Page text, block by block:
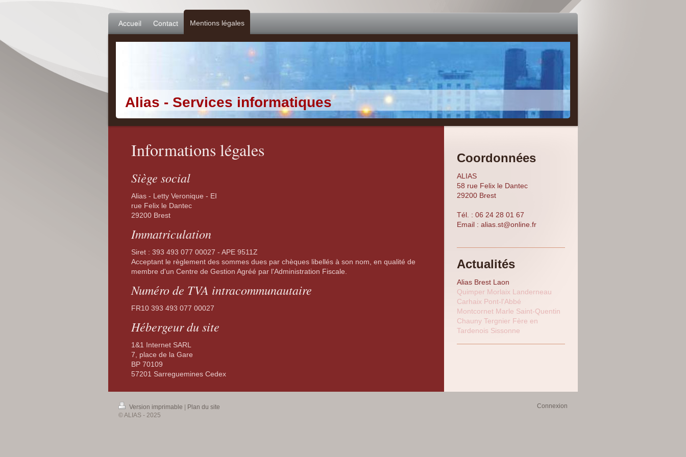
Accueil Contact Mentions légales
Alias - Services informatiques
Informations légales
Siège social
Alias - Letty Veronique - EI
rue Felix le Dantec
29200 Brest
Immatriculation
Siret : 393 493 077 00027 - APE 9511Z
Acceptant le règlement des sommes dues par chèques libellés à son nom, en qualité de
membre d'un Centre de Gestion Agréé par l'Administration Fiscale.
Numéro de TVA intracommunautaire
FR10 393 493 077 00027
Hébergeur du site
1&1 Internet SARL
7, place de la Gare
BP 70109
57201 Sarreguemines Cedex
Coordonnées
ALIAS
58 rue Felix le Dantec
29200 Brest
Tél. : 06 24 28 01 67
Email : alias.st@online.fr
Actualités
Alias Brest Laon
Quimper Morlaix Landerneau
Carhaix Pont-l'Abbé
Montcornet Marle Saint-Quentin
Chauny Tergnier Fère en
Tardenois Sissonne
Version imprimable
Plan du site
© ALIAS - 2025
Connexion